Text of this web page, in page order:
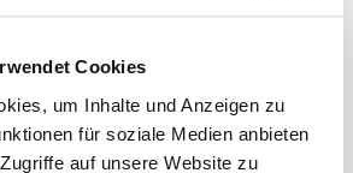
Cookies
um Inhalte und Anzeigen zu
für soziale Medien anbieten
auf unsere Website zu
den zwei Zimmern kann man den
Wohnung einnimmt.
ist gefließt, alle anderen Räume
Die Wände sind weiß